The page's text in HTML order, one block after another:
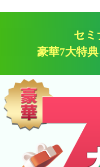
セミ
豪華7大特